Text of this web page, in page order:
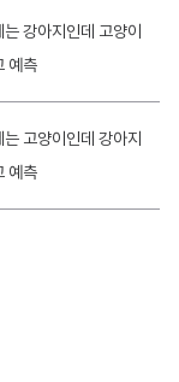
는 강아지인데 고양이
예측
는 고양이인데 강아지
예측